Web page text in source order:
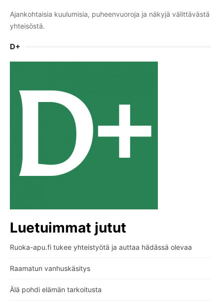
Ajankohtaisia kuulumisia, puheenvuoroja ja näkyjä välittävästä
yhteisöstä.
D+
Luetuimmat jutut
Ruoka-apu.fi tukee yhteistyötä ja auttaa hädässä olevaa
Raamatun vanhuskäsitys
Älä pohdi elämän tarkoitusta